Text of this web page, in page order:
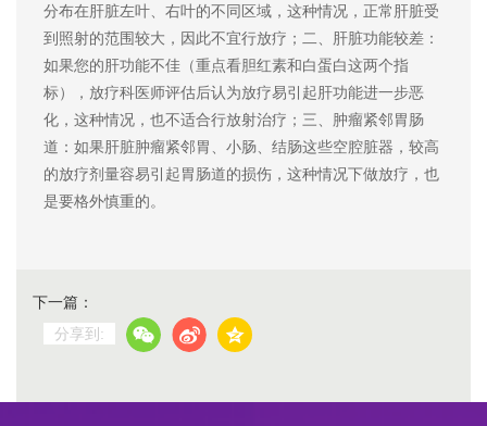
分布在肝脏左叶、右叶的不同区域，这种情况，正常肝脏受
到照射的范围较大，因此不宜行放疗；二、肝脏功能较差：
如果您的肝功能不佳（重点看胆红素和白蛋白这两个指
标），放疗科医师评估后认为放疗易引起肝功能进一步恶
化，这种情况，也不适合行放射治疗；三、肿瘤紧邻胃肠
道：如果肝脏肿瘤紧邻胃、小肠、结肠这些空腔脏器，较高
的放疗剂量容易引起胃肠道的损伤，这种情况下做放疗，也
是要格外慎重的。
下一篇：
分享到: